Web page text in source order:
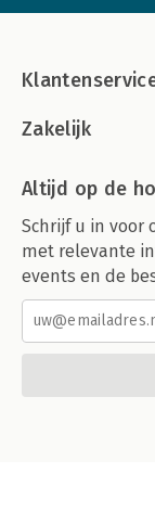
Zakelijk
Altijd op de
Schrijf u in voor
met relevante
events en de